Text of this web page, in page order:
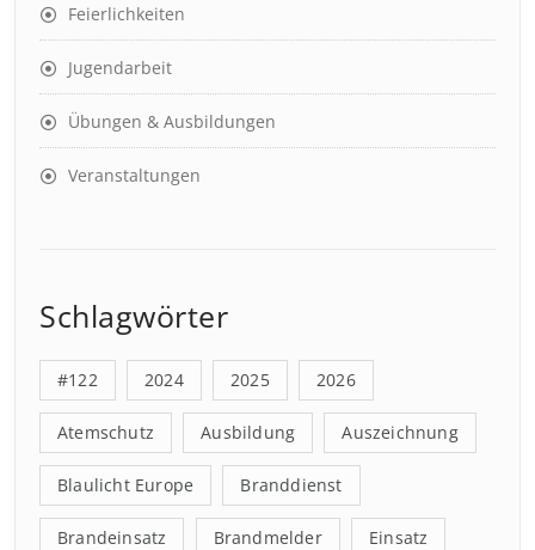
Feierlichkeiten
Jugendarbeit
Übungen & Ausbildungen
Veranstaltungen
Schlagwörter
#122 2024 2025 2026
Atemschutz Ausbildung Auszeichnung
Blaulicht Europe Branddienst
Brandeinsatz Brandmelder Einsatz